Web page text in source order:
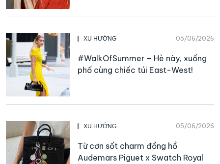
XU HƯỚNG 05/06/2026
#WalkOfSummer – Hè này, xuống
phố cùng chiếc túi East-West!
XU HƯỚNG 05/06/2026
Từ cơn sốt charm đồng hồ
Audemars Piguet x Swatch Royal